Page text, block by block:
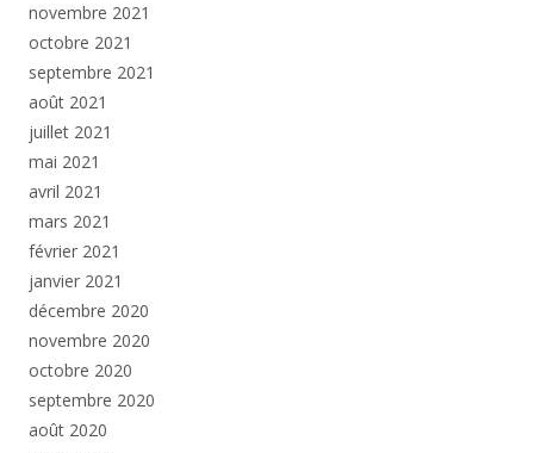
novembre 2021
octobre 2021
septembre 2021
août 2021
juillet 2021
mai 2021
avril 2021
mars 2021
février 2021
janvier 2021
décembre 2020
novembre 2020
octobre 2020
septembre 2020
août 2020